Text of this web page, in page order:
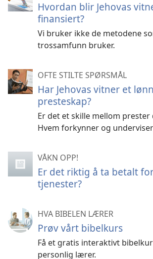
Hvordan blir Jehovas
finansiert?
Vi bruker ikke de metodene
trossamfunn bruker.
OFTE STILTE SPØRSMÅL
Har Jehovas vitner et
presteskap?
Er det et skille mellom prester
Hvem forkynner og
VÅKN OPP!
Er det riktig å ta betalt
tjenester?
HVA BIBELEN LÆRER
Prøv vårt bibelkurs
Få et gratis interaktivt
personlig lærer.